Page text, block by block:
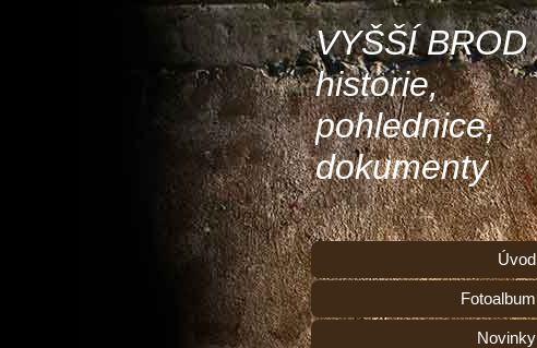
VYŠŠÍ BROD
historie,
pohlednice,
dokumenty
Úvod
Fotoalbum
Novinky